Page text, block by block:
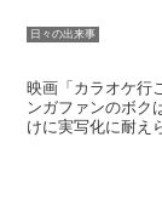
日々の出来事
映画「カラオケ行
ンガファンのボク
けに実写化に耐え